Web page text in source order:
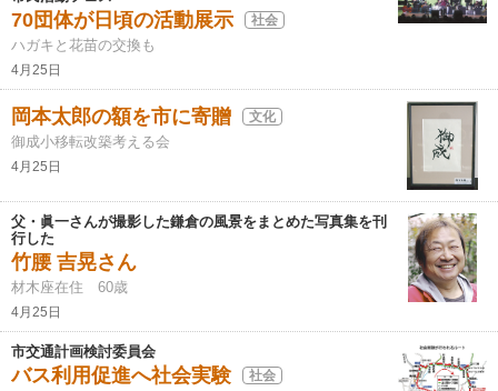
70団体が日頃の活動展示 社会
ハガキと花苗の交換も
4月25日
岡本太郎の額を市に寄贈 文化
御成小移転改築考える会
4月25日
父・眞一さんが撮影した鎌倉の風景をまとめた写真集を刊
行した
竹腰 吉晃さん
材木座在住 60歳
4月25日
市交通計画検討委員会
バス利用促進へ社会実験 社会